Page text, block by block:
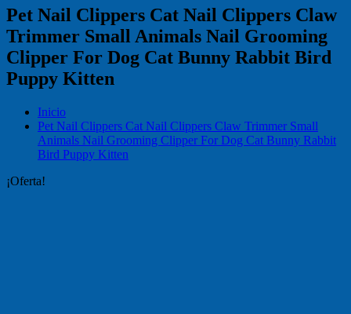
Pet Nail Clippers Cat Nail Clippers Claw
Trimmer Small Animals Nail Grooming
Clipper For Dog Cat Bunny Rabbit Bird
Puppy Kitten
Inicio
Pet Nail Clippers Cat Nail Clippers Claw Trimmer Small
Animals Nail Grooming Clipper For Dog Cat Bunny Rabbit
Bird Puppy Kitten
¡Oferta!